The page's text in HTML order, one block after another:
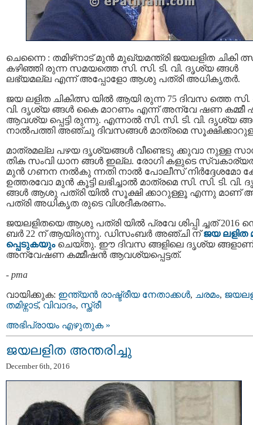
ചെന്നൈ : തമിഴ്‌നാട് മുന്‍ മുഖ്യമന്ത്രി ജയലളിത ചികി
കഴിഞ്ഞി രുന്ന സമയത്തെ സി. സി. ടി. വി. ദൃശ്യ ങ്ങള്‍
ലഭ്യമല്ല എന്ന് അപ്പോളോ ആശു പത്രി അധികൃതര്‍.
ജയ ലളിത ചികിത്സ യില്‍ ആയി രുന്ന 75 ദിവസ ത്തെ സി.
വി. ദൃശ്യ ങ്ങൾ കൈ മാറണം എന്ന് അന്വേ ഷണ കമ്മീ
ആവശ്യ പ്പെട്ടി രുന്നു. എന്നാല്‍ സി. സി. ടി. വി. ദൃശ്യ
നാൽപത്തി അഞ്ചു ദിവസങ്ങൾ മാത്രമെ
മാത്രമല്ല പഴയ ദൃശ്യങ്ങൾ വീണ്ടെടു ക്കുവാ നുള്ള
തിക സംവി ധാന ങ്ങള്‍ ഇല്ല. രോഗി കളുടെ
മുൻ ഗണന നല്‍കു ന്നതി നാല്‍ പോലീസ് നിർദ്ദേശമോ
ഉത്തരവോ മുൻ കൂട്ടി ലഭിച്ചാൽ മാത്രമെ സി. സി. ടി. വി.
ങ്ങൾ ആശു പത്രി യിൽ സൂക്ഷി ക്കാറുള്ളൂ എന്നു മാണ്
പത്രി അധികൃത രുടെ വിശദീകരണം.
ജയലളിതയെ ആശു പത്രി യില്‍ പ്രവേ ശിപ്പി ച്ചത് 2016
ബര്‍ 22 ന് ആയിരുന്നു. ഡിസംബര്‍ അഞ്ചി ന്ജയ ലളിത
പ്പെടുകയുംചെയ്തു. ഈ ദിവസ ങ്ങളിലെ ദൃശ്യ ങ്ങളാണ്
അന്വേഷണ കമ്മീഷൻ ആവശ്യപ്പെട്ടത്.
- pma
വായിക്കുക: ഇന്ത്യന്‍ രാഷ്ട്രീയ നേതാക്കള്‍, ചരമം,
തമിഴ്നാട്, വിവാദം, സ്ത്രീ
അഭിപ്രായം എഴുതുക »
ജയലളിത അന്തരിച്ചു
December 6th, 2016